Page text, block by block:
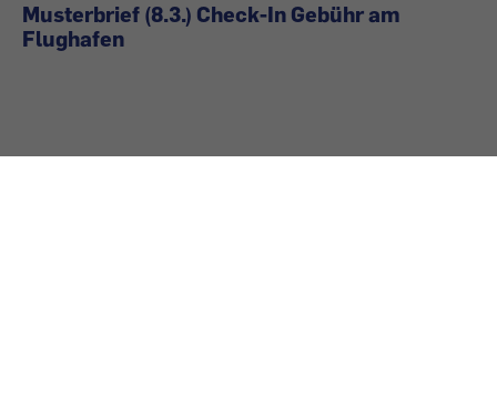
Musterbrief (8.3.) Check-In Gebühr am
Flughafen